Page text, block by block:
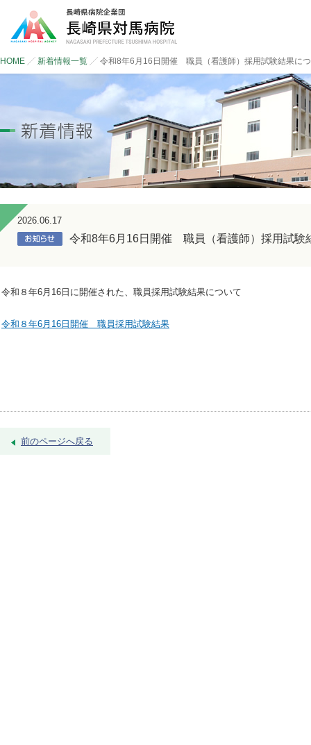
HOME 新着情報一覧 令和8年6月16日開催 職員（看護師）採用試験結果に
2026.06.17
令和8年6月16日開催 職員（看護師）採用試験
令和８年6月16日に開催された、職員採用試験結果について
令和８年6月16日開催 職員採用試験結果
前のページへ戻る